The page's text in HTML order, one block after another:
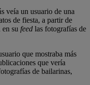
veía un usuario de una
de fiesta, a partir de
su feed las fotografías de
que mostraba más
que vería
de bailarinas,